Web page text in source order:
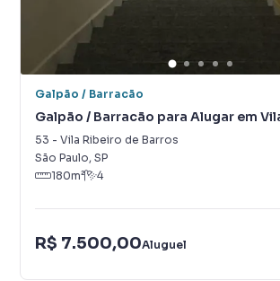
Galpão / Barracão
Galpão / Barracão para Alugar em
Barros
53 - Vila Ribeiro de Barros
São Paulo, SP
180m² 4
R$ 7.500,00Aluguel